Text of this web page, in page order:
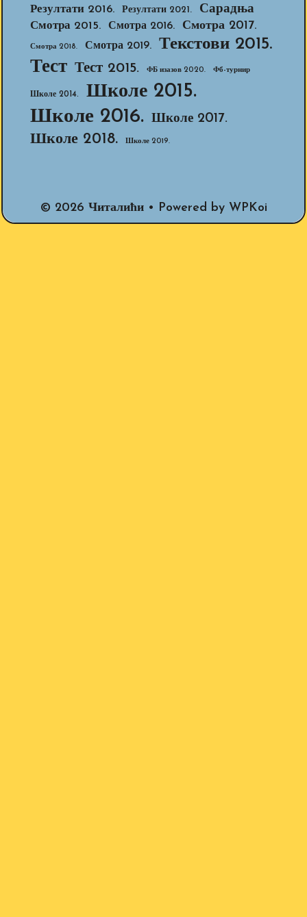
Резултати 2016. Резултати 2021. Сарадња
Смотра 2015. Смотра 2016. Смотра 2017.
Смотра 2018. Смотра 2019. Текстови 2015.
Тест Тест 2015. ФБ изазов 2020. Фб-турнир
Школе 2014.
Школе 2015.
Школе 2016. Школе 2017.
Школе 2018. Школе 2019.
© 2026 Читалићи• Powered by WPKoi